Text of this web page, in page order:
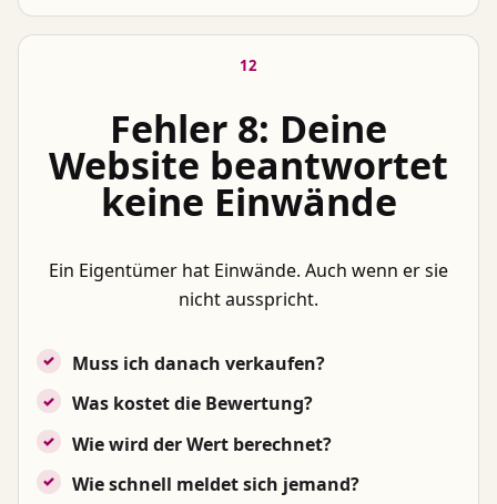
12
Fehler 8: Deine
Website beantwortet
keine Einwände
Ein Eigentümer hat Einwände. Auch wenn er sie
nicht ausspricht.
Muss ich danach verkaufen?
Was kostet die Bewertung?
Wie wird der Wert berechnet?
Wie schnell meldet sich jemand?